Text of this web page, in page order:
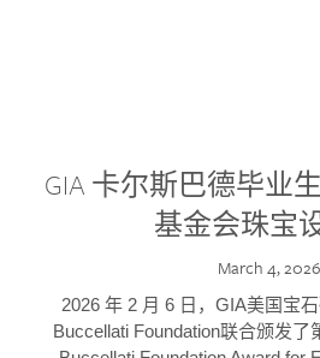
GIA 卡尔斯巴德毕业
基金会珠宝
March 4, 2026
2026 年 2 月 6 日，GIA美国宝
Buccellati Foundation联合颁发了